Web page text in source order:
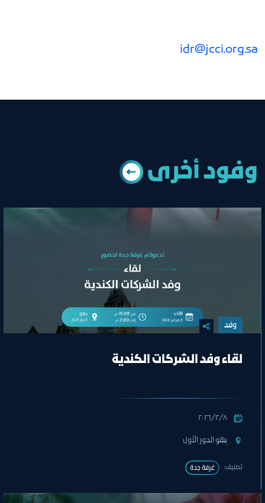
idr@jcci.org.sa
وﻓﻮد أﺧﺮى
وفد
لقاء وفد الشركات الكندية
٨‏/٢‏/٢٠٢٦
بهو الدور الأول
تصنيف: غرفة جدة